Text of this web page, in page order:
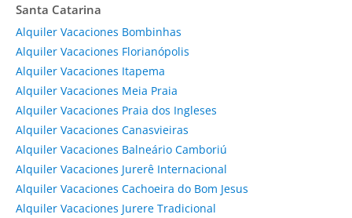
Santa Catarina
Alquiler Vacaciones Bombinhas
Alquiler Vacaciones Florianópolis
Alquiler Vacaciones Itapema
Alquiler Vacaciones Meia Praia
Alquiler Vacaciones Praia dos Ingleses
Alquiler Vacaciones Canasvieiras
Alquiler Vacaciones Balneário Camboriú
Alquiler Vacaciones Jurerê Internacional
Alquiler Vacaciones Cachoeira do Bom Jesus
Alquiler Vacaciones Jurere Tradicional